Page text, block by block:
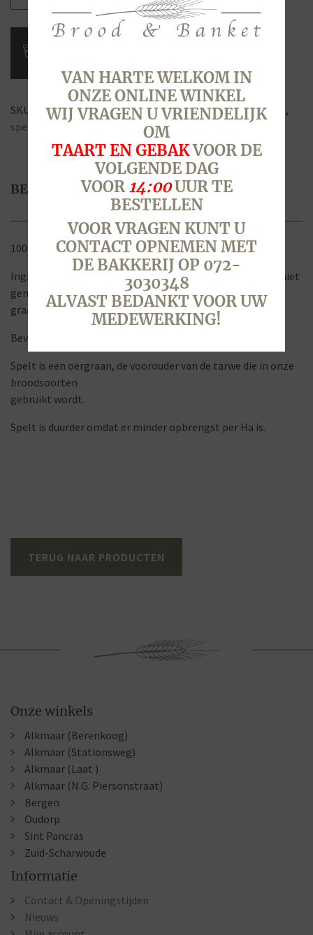
Volkoren
(Middenbrood)
aantal
SKU: 2264Categorie:Brood & BroodjesTags:brood,dinkel ,
spelt
volkoren
BESCHRIJVING
100% Volkoren spelt
Ingrediënten: Spelt is gemaakt van 100% spelt, en is dus niet
gemengd met andere
graansoorten.
Bevat gist en gluten.
Spelt is een oergraan, de voorouder van de tarwe die in onze
broodsoorten
gebruikt wordt.
Spelt is duurder omdat er minder opbrengst per Ha is.
TERUG NAAR PRODUCTEN
Onze winkels
Alkmaar (Berenkoog)
Alkmaar (Stationsweg)
Alkmaar (Laat )
Alkmaar (N.G. Piersonstraat)
Bergen
Oudorp
Sint Pancras
Zuid-Scharwoude
Informatie
Contact & Openingstijden
Nieuws
VAN HARTE WELKOM IN
ONZE ONLINE WINKEL
WIJ VRAGEN U VRIENDELIJK
OM
TAART EN GEBAKVOOR DE
VOLGENDE DAG
VOOR 14:00UUR TE
BESTELLEN
VOOR VRAGEN KUNT U
CONTACT OPNEMEN MET
DE BAKKERIJ OP 072-
3030348
ALVAST BEDANKT VOOR UW
MEDEWERKING!